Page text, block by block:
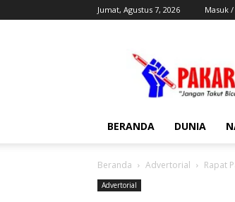
Jumat, Agustus 7, 2026 Masuk
BERANDA DUNIA
Beranda Advertorial Rapat
Advertorial